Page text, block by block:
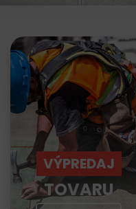
VÝPREDAJ
TOVARU